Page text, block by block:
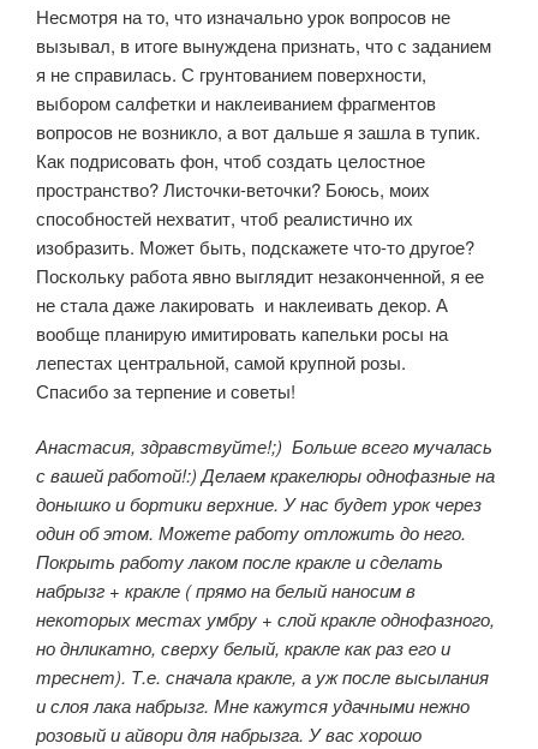
Несмотря на то, что изначально урок вопросов не
вызывал, в итоге вынуждена признать, что с заданием
я не справилась. С грунтованием поверхности,
выбором салфетки и наклеиванием фрагментов
вопросов не возникло, а вот дальше я зашла в тупик.
Как подрисовать фон, чтоб создать целостное
пространство? Листочки-веточки? Боюсь, моих
способностей нехватит, чтоб реалистично их
изобразить. Может быть, подскажете что-то другое?
Поскольку работа явно выглядит незаконченной, я ее
не стала даже лакировать и наклеивать декор. А
вообще планирую имитировать капельки росы на
лепестах центральной, самой крупной розы.
Спасибо за терпение и советы!
Анастасия, здравствуйте!;) Больше всего мучалась
с вашей работой!:) Делаем кракелюры однофазные на
донышко и бортики верхние. У нас будет урок через
один об этом. Можете работу отложить до него.
Покрыть работу лаком после кракле и сделать
набрызг + кракле ( прямо на белый наносим в
некоторых местах умбру + слой кракле однофазного,
но днликатно, сверху белый, кракле как раз его и
треснет). Т.е. сначала кракле, а уж после высылания
и слоя лака набрызг. Мне кажутся удачными нежно
розовый и айвори для набрызга. У вас хорошо